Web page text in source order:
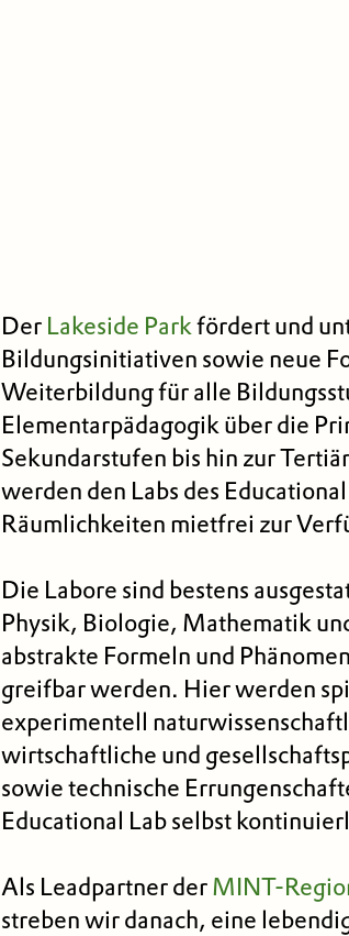
Der Lakeside Parkfördert und
Bildungs­initiativen sowie neue
Weiterbildung für alle
Elementarpädagogik über die
Sekundarstufen bis hin zur
werden den Labs des
Räumlichkeiten mietfrei zur
Die Labore sind bestens
Physik, Biologie, Mathematik
abstrakte Formeln und
greifbar werden. Hier werden
experimentell
wirtschaftliche und
sowie technische
Educational Lab selbst
Als Leadpartner derMINT-
streben wir danach, eine